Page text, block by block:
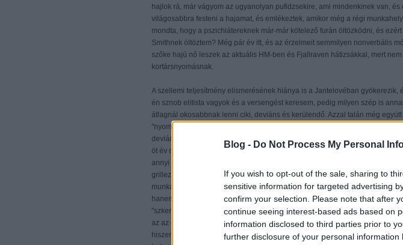
Blog - Do Not Process My Personal
If you wish to opt-out of the sale, sharing to
sensitive information for targeted advertising
confirm your selection. Please note that after
continue seeing interest-based ads based on
information disclosed to third parties prior to
further disclosure of your personal information
hajlok rá, már vágyom az ugyanolyan pufidzsekire, ami mindenkinek van, és
világosabbra festeni a hajamat, és emlékeztek, amikor még a régi
mondta, hogy a pszichiátereknek már-már kötelező furán öltözködni, és
Smithnek öltöztem? Még pár év itt, és az érzelmeit semmilyen nonverbális
szőke hajú nő leszek az aktuális HM-ben és Fjallraven hátizsákkal, mert
kortársnyomásnak.
A szellemi teljesítmény elismerésének hiánya is a Jantelovéban gyökerezik,
én sznob elitista vagyok és a versengést keresem, pedig milyen szép is
átlagnál okosabbnak lenni ciki, deviáns és kerülendő. Azzal talán még
"nyomatva" meg versenyeztetve a tudás, de azzal én nem tudok azonosulni,
deviáns. Mert a rendes ember az nem olvas, és nem tudományoskodik,
öt év múlva majd itt fogok érvelni egy blogbejegyzésben, hogy ugyan már,
annyi mindent tudni, sehova se vezet az a sok tudás, a lényeg, hogy
grillezni, akkor majd esetleg ööö szóljatok rám. És most még nosztalgiázom
munkahelyemen az ebédszünetben arról lehetett beszélgeni a
hanem minden egyszerre történik, és az idő múlása csupán annak a
"szkenneli" a sok egyszerre történő dolgot, mert egyszerre nem képes
az az érzésed van, hogy három helyen kellene lenned egyszerre egy
hiszen az igazság az, hogy egyszerre vagyunk mindenütt. De lehet, hogy